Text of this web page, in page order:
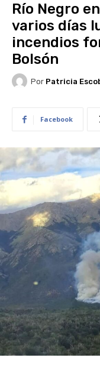
Río Negro
varios días
incendios
Bolsón
Por Patricia
Facebook